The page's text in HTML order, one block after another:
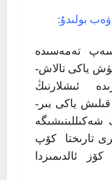
بولىدۇ:
تەمەسىدە
ياكى تالاش-
ئىشلارنىڭ
قىلىش ياكى بىر-
شەكىللىنىشىگە
تارىختا كۆپ
ئالدىمىزدا